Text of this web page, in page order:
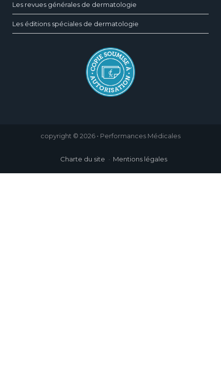
Les revues générales de dermatologie
Les éditions spéciales de dermatologie
copyright © 2026 • Performances Médicales
Charte du site Mentions légales